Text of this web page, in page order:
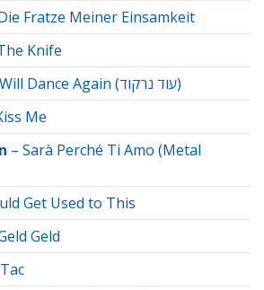
Fratze Meiner Einsamkeit
Knife
We Will Dance Again (עוד נרקוד)
Me
– Sarà Perché Ti Amo (Metal
Get Used to This
Geld